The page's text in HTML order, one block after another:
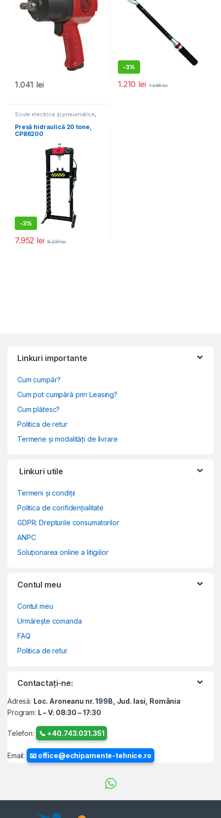
1.041 lei
-3%
1.210 lei 1.246lei
Scule electrice și pneumatice,
Echipamente service auto
Presă hidraulică 20 tone,
CP86200
-3%
7.952 lei 8.237lei
Linkuri importante
Cum cumpăr?
Cum pot cumpără prin Leasing?
Cum plătesc?
Politica de retur
Termene și modalități de livrare
Linkuri utile
Termeni și condiții
Politica de confidențialitate
GDPR: Drepturile consumatorilor
ANPC
Soluționarea online a litigiilor
Contul meu
Contul meu
Urmărește comanda
FAQ
Politica de retur
Contactați-ne:
Adresă: Loc. Aroneanu nr. 199B, Jud. Iasi, România
Program: L – V: 08:30 – 17:30
Telefon: 📞 +40.743.031.351
Email: 📧 office@echipamente-tehnice.ro